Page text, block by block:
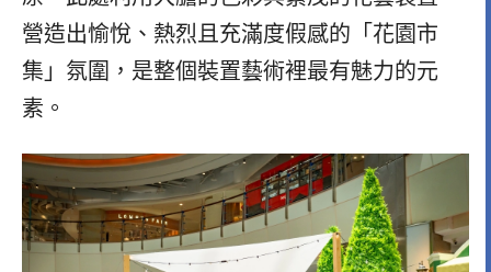
營造出愉悅、熱烈且充滿度假感的「花園市
集」氛圍，是整個裝置藝術裡最有魅力的元
素。